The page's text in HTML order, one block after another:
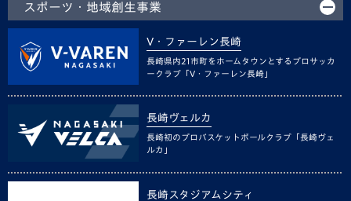
スポーツ・地域創生事業
V・ファーレン長崎
長崎県内21市町をホームタウンとするプロサッカ
ークラブ「V・ファーレン長崎」
長崎ヴェルカ
長崎初のプロバスケットボールクラブ「長崎ヴェ
ルカ」
長崎スタジアムシティ